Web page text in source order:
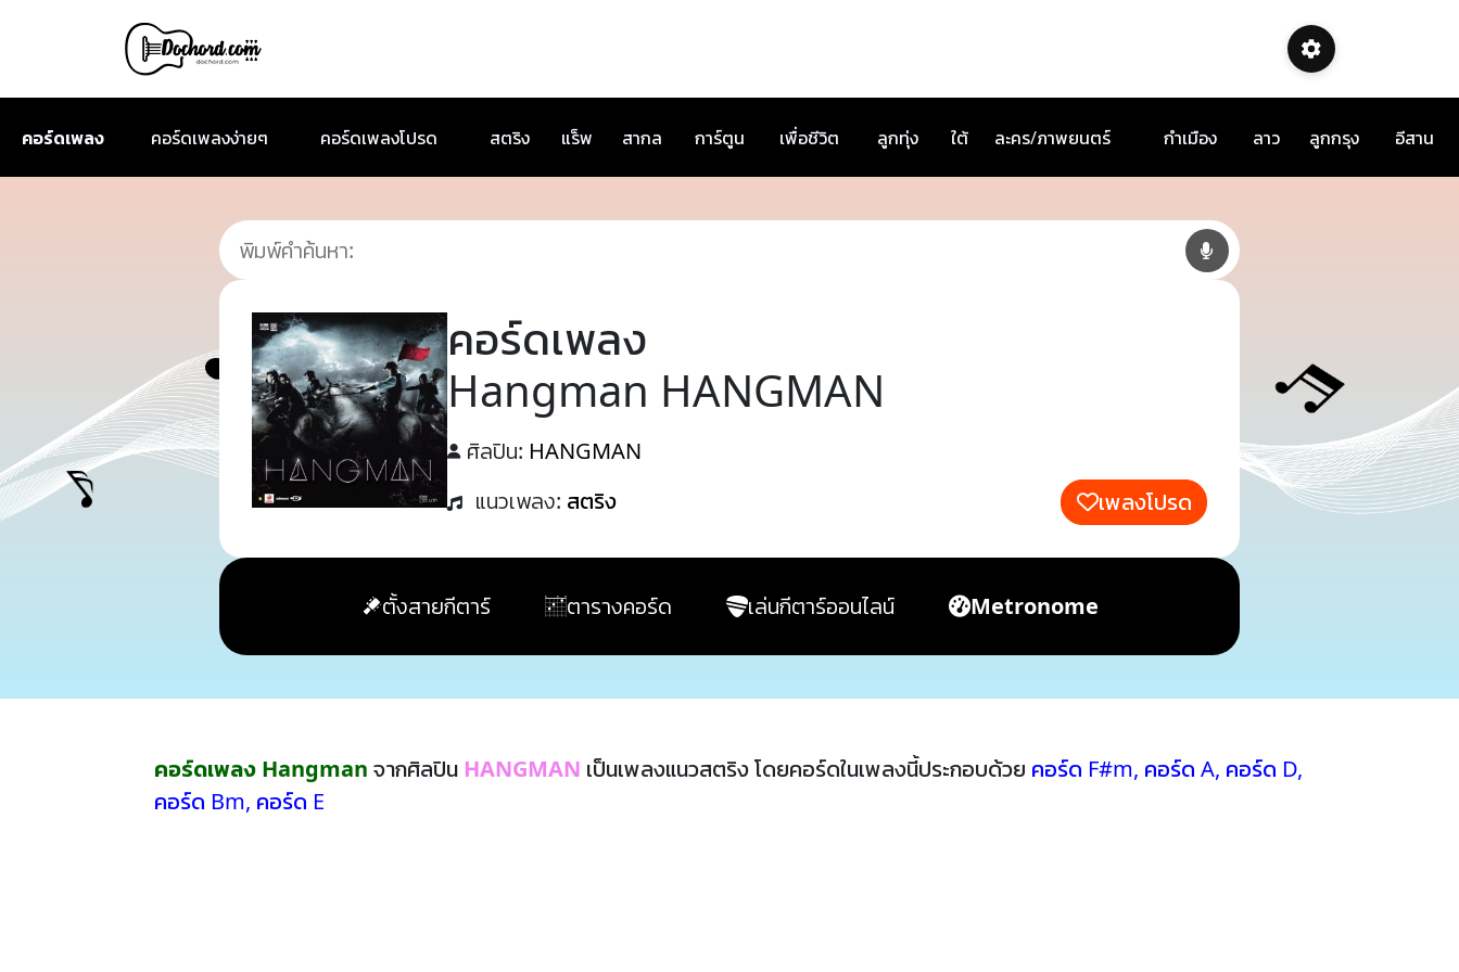
คอร์ดเพลง คอร์ดเพลงง่ายๆ คอร์ดเพลงโปรด สตริง แร็พ สากล การ์ตูน เพื่อชีวิต ลูกทุ่ง ใต้ ละคร/ภาพยนตร์ กำเมือง ลาว ลูกกรุง อีสาน
คอร์ดเพลง
Hangman HANGMAN
ศิลปิน: HANGMAN
แนวเพลง: สตริง เพลงโปรด
ตั้งสายกีตาร์ ตารางคอร์ด เล่นกีตาร์ออนไลน์ Metronome
คอร์ดเพลง Hangman จากศิลปิน HANGMAN เป็นเพลงแนวสตริง โดยคอร์ดในเพลงนี้ประกอบด้วย คอร์ด F#m, คอร์ด A, คอร์ด D,
คอร์ด Bm, คอร์ด E